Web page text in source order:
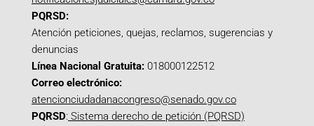
PQRSD:
Atención peticiones, quejas, reclamos, sugerencias y
denuncias
Línea Nacional Gratuita: 018000122512
Correo electrónico:
atencionciudadanacongreso@senado.gov.co
PQRSD: Sistema derecho de petición (PQRSD)